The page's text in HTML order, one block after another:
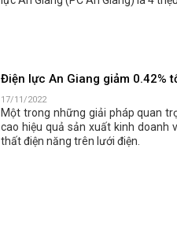
Điện lực An Giang giảm 0.42%
17/11/2022
Một trong những giải pháp quan
cao hiệu quả sản xuất kinh doanh
thất điện năng trên lưới điện.